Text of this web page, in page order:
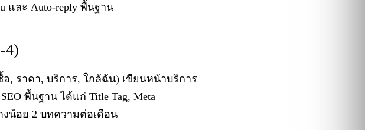
และ Auto-reply พื้นฐาน
4)
อ, ราคา, บริการ, ใกล้ฉัน) เขียนหน้าบริการ
พื้นฐาน ได้แก่ Title Tag, Meta
งน้อย 2 บทความต่อเดือน